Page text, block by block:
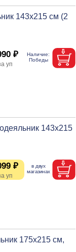
143х215 см (2
₽
143х215
₽
175х215 см,